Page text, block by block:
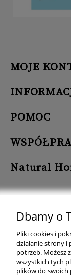
MOJE
POMOC
Natural
Natural Home
507 707 299
Dbamy o
Pliki cookies i
działanie strony
potrzeb. Możesz
wszystkich tych
plików do swoich